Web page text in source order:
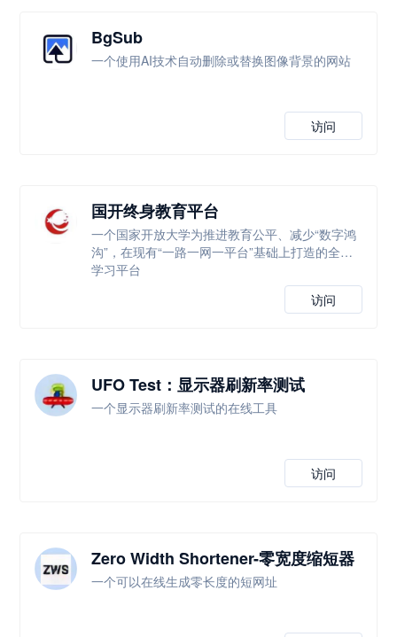
BgSub
一个使用AI技术自动删除或替换图像背景的网站
访问
国开终身教育平台
一个国家开放大学为推进教育公平、减少“数字鸿
沟”，在现有“一路一网一平台”基础上打造的全新
学习平台
访问
UFO Test：显示器刷新率测试
一个显示器刷新率测试的在线工具
访问
Zero Width Shortener-零宽度缩短器
一个可以在线生成零长度的短网址